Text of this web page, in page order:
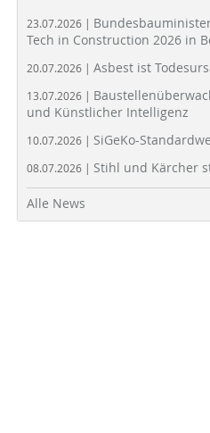
23.07.2026 |
Tech in Construction 2026 in
20.07.2026 | Asbest ist
13.07.2026 |
und Künstlicher Intelligenz
10.07.2026 | SiGeKo-
08.07.2026 | Stihl und Kärcher
Alle News